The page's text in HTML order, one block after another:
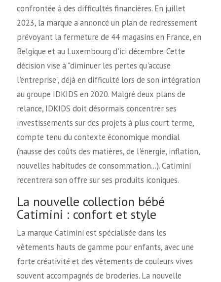
confrontée à des difficultés financières. En juillet
2023, la marque a annoncé un plan de redressement
prévoyant la fermeture de 44 magasins en France, en
Belgique et au Luxembourg d'ici décembre. Cette
décision vise à "diminuer les pertes qu'accuse
l'entreprise", déjà en difficulté lors de son intégration
au groupe IDKIDS en 2020. Malgré deux plans de
relance, IDKIDS doit désormais concentrer ses
investissements sur des projets à plus court terme,
compte tenu du contexte économique mondial
(hausse des coûts des matières, de l'énergie, inflation,
nouvelles habitudes de consommation…). Catimini
recentrera son offre sur ses produits iconiques.
La nouvelle collection bébé
Catimini : confort et style
La marque Catimini est spécialisée dans les
vêtements hauts de gamme pour enfants, avec une
forte créativité et des vêtements de couleurs vives
souvent accompagnés de broderies. La nouvelle